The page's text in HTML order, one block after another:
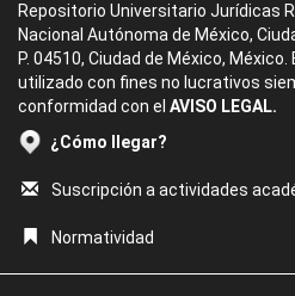
Repositorio Universitario Jurídicas
Nacional Autónoma de México,
P. 04510, Ciudad de México,
utilizado con fines no lucrativos
conformidad con el AVISO LEGAL.
¿Cómo llegar?
Suscripción a actividades
Normatividad